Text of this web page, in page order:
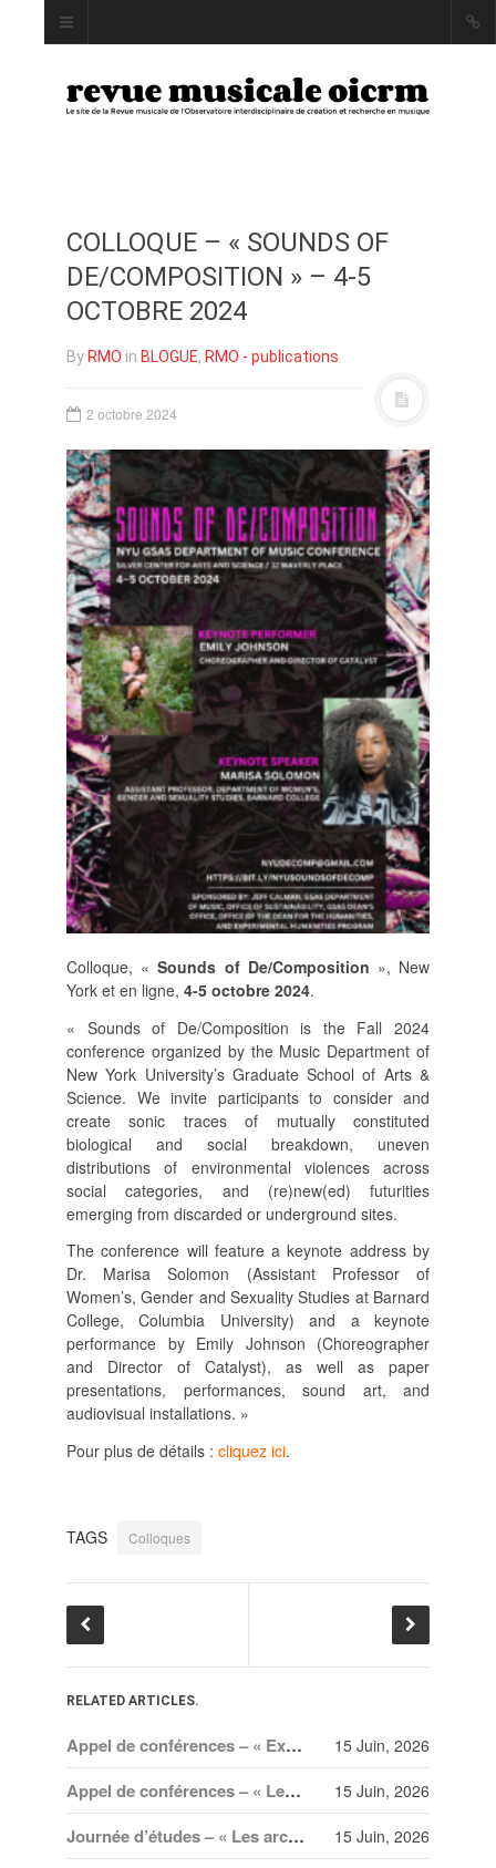
INDEX
AUTEUR·RICE·S
MOTS CLÉS
PRÉSENTATION ET
POLITIQUE ÉDITORIALE
LA RÉDACTION
COMITÉ DE LECTURE
PROTOCOLE DE
SOUMISSION
PROCHAINS NUMÉROS
INDEXATION
INFORMATIONS
MENTIONS LÉGALES,
CRÉDITS & CGU
NOUS CONTACTER
mailchimpfacebook
x instagram
googlelinkedinyoutube
COLLOQUE – « SOUNDS OF
DE/COMPOSITION » – 4-5
OCTOBRE 2024
By RMO in BLOGUE, RMO - publications
2 octobre 2024
Colloque, «Sounds of De/Composition », New
York et en ligne, 4-5 octobre 2024.
« Sounds of De/Composition is the Fall 2024
conference organized by the Music Department of
New York University’s Graduate School of Arts &
Science. We invite participants to consider and
create sonic traces of mutually constituted
biological and social breakdown, uneven
distributions of environmental violences across
social categories, and (re)new(ed) futurities
emerging from discarded or underground sites.
The conference will featurea keynote address by
Dr. Marisa Solomon (Assistant Professor of
Women’s, Gender and Sexuality Studies at Barnard
College, Columbia University) and a
keynote
performance by Emily Johnson (Choreographer
and Director of Catalyst), as well as paper
presentations, performances, sound art, and
audiovisual installations. »
Pour plus de détails : cliquez ici.
TAGS Colloques
RELATED ARTICLES.
Appel de conférences – « Expressions sonores de la violence et transformations technologiques dans le cinéma européen, des années 1970 à la transition numérique » – 30 septembre 2026 15 Juin, 2026
Appel de conférences – « Les rencontres de musicologie médiévalle » – 30 juin 2026 15 Juin, 2026
Journée d’études – « Les archives en mineur. Amateurisme, collection et création dans les arts spectaculaires à Paris, Berlin et Vienne au XX 15 Juin, 2026